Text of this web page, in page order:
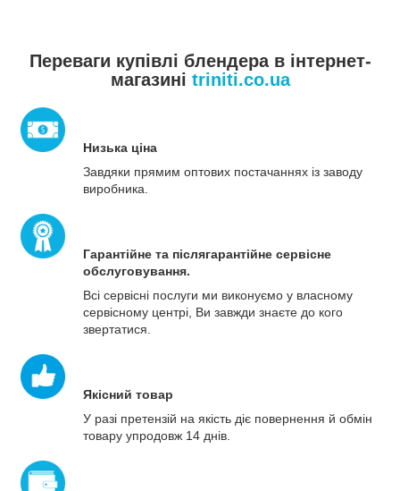
Переваги купівлі блендера в інтернет-
магазині triniti.co.ua
Низька ціна
Завдяки прямим оптових постачаннях із заводу
виробника.
Гарантійне та післягарантійне сервісне
обслуговування.
Всі сервісні послуги ми виконуємо у власному
сервісному центрі, Ви завжди знаєте до кого
звертатися.
Якісний товар
У разі претензій на якість діє повернення й обмін
товару упродовж 14 днів.